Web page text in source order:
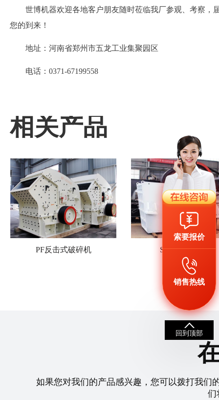
世博机器欢迎各地客户朋友随时莅临我厂参观、考察，
您的到来！
地址：河南省郑州市五龙工业集聚园区
电话：0371-67199558
相关产品
PF反击式破碎机 SC颚式破碎机
如果您对我们的产品感兴趣，您可以拨打我们
们
索要报价
销售热线
回到顶部